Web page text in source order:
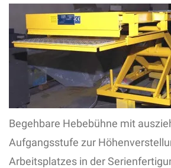
Begehbare Hebebühne mit
Aufgangsstufe zur
Arbeitsplatzes in der